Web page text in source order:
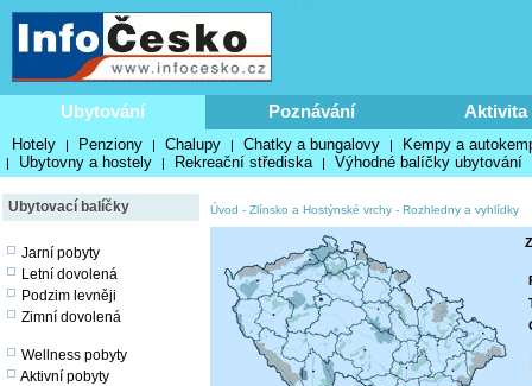
Ubytování Poznávání Aktivita
Hotely | Penziony | Chalupy | Chatky a bungalovy | Kempy a
| Ubytovny a hostely | Rekreační střediska | Výhodné balíčky ubytování
Ubytovací balíčky
Jarní pobyty
Letní dovolená
Podzim levněji
Zimní dovolená
Wellness pobyty
Aktivní pobyty
Úvod - Zlínsko a Hostýnské vrchy - Rozhledny a vyhlídky